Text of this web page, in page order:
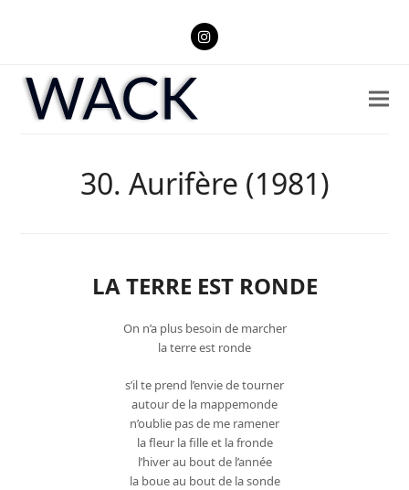
Instagram
30. Aurifère (1981)
LA TERRE EST RONDE
On n’a plus besoin de marcher
la terre est ronde
s’il te prend l’envie de tourner
autour de la mappemonde
n’oublie pas de me ramener
la fleur la fille et la fronde
l’hiver au bout de l’année
la boue au bout de la sonde